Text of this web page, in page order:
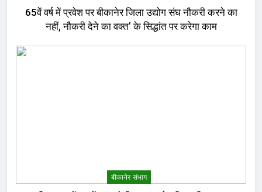
65वें वर्ष में प्रवेश पर बीकानेर जिला उद्योग संघ नौकरी करने का
नहीं, नौकरी देने का वक्त’ के सिद्धांत पर करेगा काम
बीकानेर संभाग